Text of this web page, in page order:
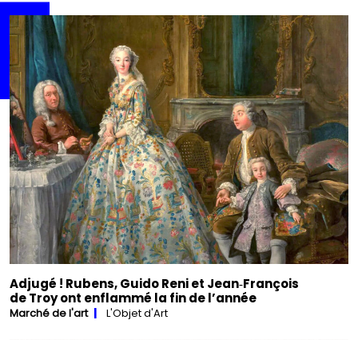
Adjugé ! Rubens, Guido Reni et Jean‑François
de Troy ont enflammé la fin de l’année
Marché de l'art L'Objet d'Art